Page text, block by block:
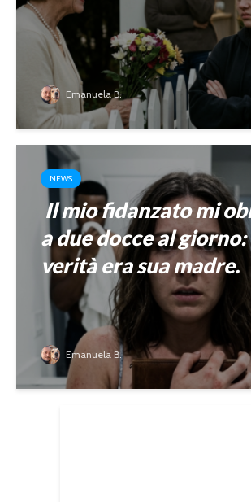
Emanuela B.
NEWS
Il mio fidanzato mi
a due docce al giorno:
verità era sua madre.
Emanuela B.